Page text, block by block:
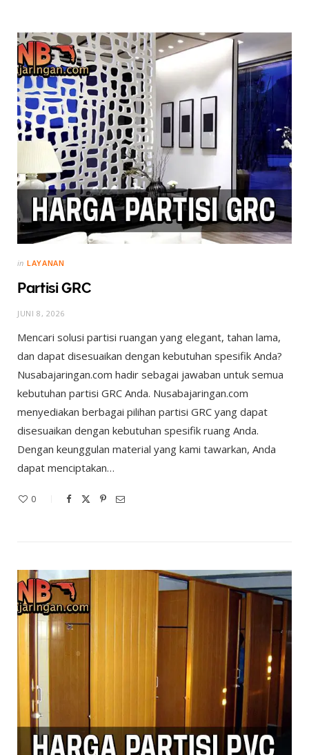
in LAYANAN
Partisi GRC
JUNI 8, 2026
Mencari solusi partisi ruangan yang elegant, tahan lama,
dan dapat disesuaikan dengan kebutuhan spesifik Anda?
Nusabajaringan.com hadir sebagai jawaban untuk semua
kebutuhan partisi GRC Anda. Nusabajaringan.com
menyediakan berbagai pilihan partisi GRC yang dapat
disesuaikan dengan kebutuhan spesifik ruang Anda.
Dengan keunggulan material yang kami tawarkan, Anda
dapat menciptakan…
0